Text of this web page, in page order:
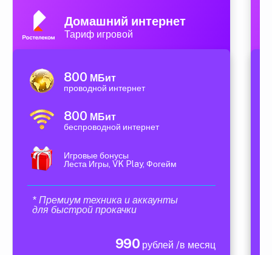
Домашний интернет
Тариф игровой
800 МБит
проводной интернет
800 МБит
беспроводной интернет
Игровые бонусы
Леста Игры, VK Play, Фогейм
* Премиум техника и аккаунты
для быстрой прокачки
990 рублей /в месяц